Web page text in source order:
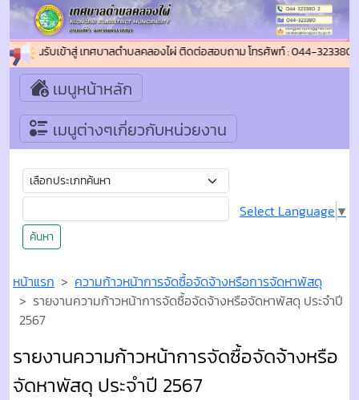
ดีต้อนรับเข้าสู่ เทศบาลตำบลคลองไผ่ ติดต่อสอบถาม โทรศัพท์ : 044-323380-
เมนูหน้าหลัก
เมนูต่างๆเกี่ยวกับหน่วยงาน
ค้นหา
Select Language ▼
หน้าแรก
ความก้าวหน้าการจัดซื้อจัดจ้างหรือการจัดหาพัสดุ
รายงานความก้าวหน้าการจัดซื้อจัดจ้างหรือจัดหาพัสดุ ประจำปี
2567
รายงานความก้าวหน้าการจัดซื้อจัดจ้างหรือ
จัดหาพัสดุ ประจำปี 2567